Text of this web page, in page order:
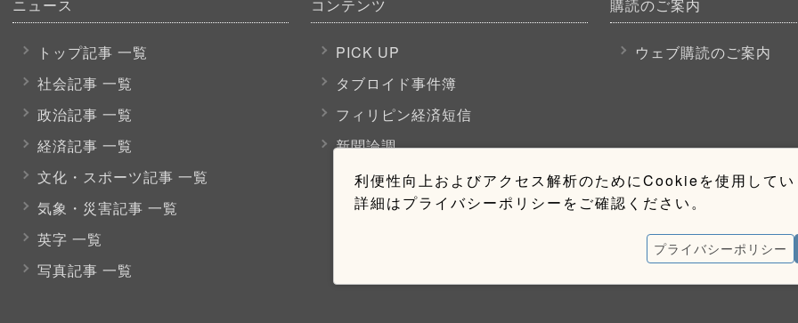
利便性向上およびアクセス解析のためにCookieを使用して
詳細はプライバシーポリシーをご確認ください。
プライバシーポリシー
ニュース
トップ記事 一覧
社会記事 一覧
政治記事 一覧
経済記事 一覧
文化・スポーツ記事 一覧
気象・災害記事 一覧
英字 一覧
写真記事 一覧
コンテンツ
PICK UP
タブロイド事件簿
フィリピン経済短信
新聞論調
購読のご案内
ウェブ購読のご案内